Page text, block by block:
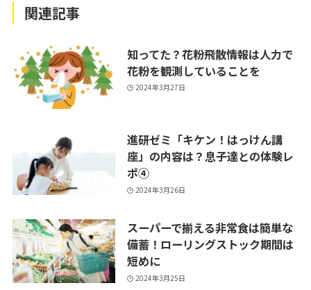
関連記事
知ってた？花粉飛散情報は人力で
花粉を観測していることを
2024年3月27日
進研ゼミ「キケン！はっけん講
座」の内容は？息子達との体験レ
ポ④
2024年3月26日
スーパーで揃える非常食は簡単な
備蓄！ローリングストック期間は
短めに
2024年3月25日